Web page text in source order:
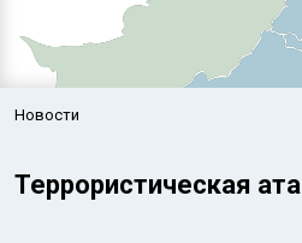
Новости
Террористическая